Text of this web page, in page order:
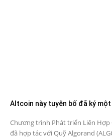
Altcoin này tuyên bố đã ký
Chương trình Phát triển Liên Hợp
đã hợp tác với Quỹ Algorand